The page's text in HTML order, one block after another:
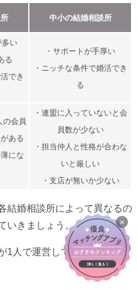
中小の結婚相談所
多い
る
でき
・サポートが手厚い
・ニッチな条件で婚活でき
る
の会員
ある
にな
・連盟に入っていないと会
員数が少ない
・担当仲人と性格が合わな
いと厳しい
・支店が無いか少ない
結婚相談所によって異なるの
いきましょう。
1人で運営しているところも
×